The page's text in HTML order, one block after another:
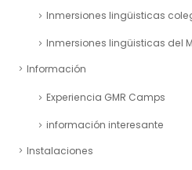
Inmersiones lingüisticas
Inmersiones lingüisticas del
Información
Experiencia GMR Camps
información interesante
Instalaciones